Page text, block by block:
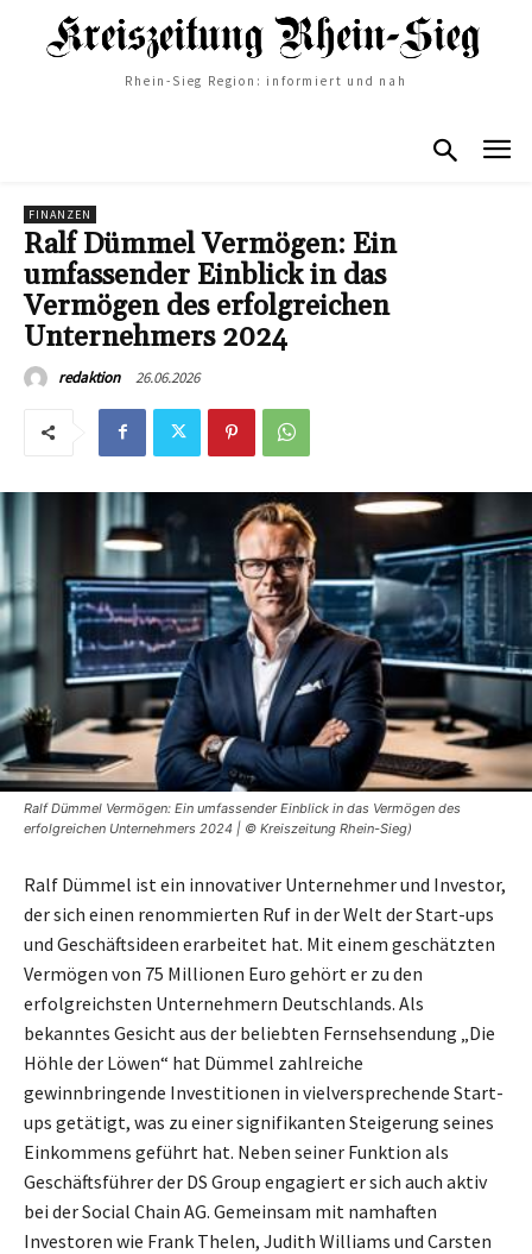
Rhein-Sieg Region: informiert und nah
FINANZEN
Ralf Dümmel Vermögen: Ein
umfassender Einblick in das
Vermögen des erfolgreichen
Unternehmers 2024
redaktion 26.06.2026
Ralf Dümmel Vermögen: Ein umfassender Einblick in das Vermögen des
erfolgreichen Unternehmers 2024 | © Kreiszeitung Rhein-Sieg)
Ralf Dümmel ist ein innovativer Unternehmer und Investor,
der sich einen renommierten Ruf in der Welt der Start-ups
und Geschäftsideen erarbeitet hat. Mit einem geschätzten
Vermögen von 75 Millionen Euro gehört er zu den
erfolgreichsten Unternehmern Deutschlands. Als
bekanntes Gesicht aus der beliebten Fernsehsendung „Die
Höhle der Löwen“ hat Dümmel zahlreiche
gewinnbringende Investitionen in vielversprechende Start-
ups getätigt, was zu einer signifikanten Steigerung seines
Einkommens geführt hat. Neben seiner Funktion als
Geschäftsführer der DS Group engagiert er sich auch aktiv
bei der Social Chain AG. Gemeinsam mit namhaften
Investoren wie Frank Thelen, Judith Williams und Carsten